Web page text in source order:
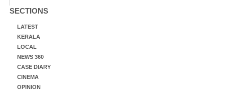
SECTIONS
LATEST
KERALA
LOCAL
NEWS 360
CASE DIARY
CINEMA
OPINION